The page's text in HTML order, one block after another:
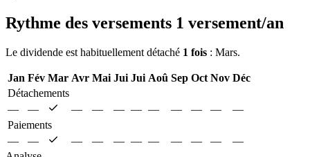
Rythme des versements 1 versement/an
Le dividende est habituellement détaché 1 fois : Mars.
Jan Fév Mar Avr Mai Jui Jui Aoû Sep Oct Nov Déc
Détachements
—
— — — — — — — — —
—
Paiements
—
— — — — — — — — —
—